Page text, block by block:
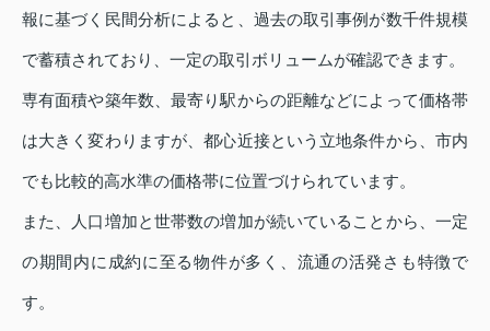
報に基づく民間分析によると、過去の取引事例が数千件規模
で蓄積されており、一定の取引ボリュームが確認できます。
専有面積や築年数、最寄り駅からの距離などによって価格帯
は大きく変わりますが、都心近接という立地条件から、市内
でも比較的高水準の価格帯に位置づけられています。
また、人口増加と世帯数の増加が続いていることから、一定
の期間内に成約に至る物件が多く、流通の活発さも特徴で
す。